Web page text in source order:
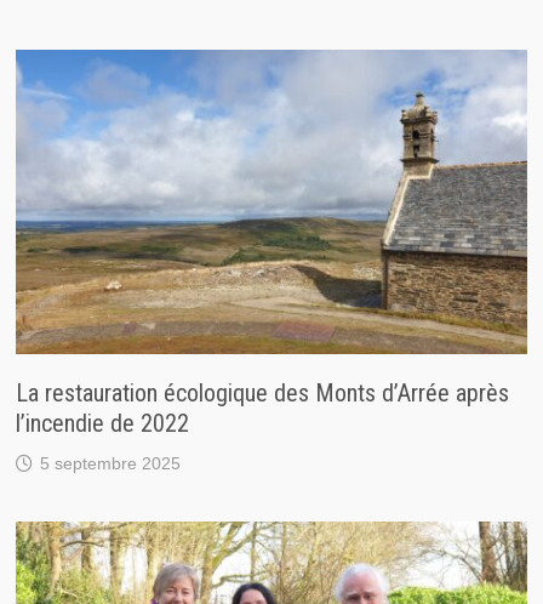
La restauration écologique des Monts d’Arrée après
l’incendie de 2022
5 septembre 2025